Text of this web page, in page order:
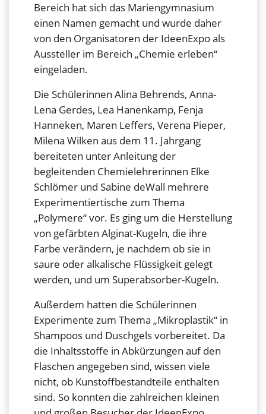
Bereich hat sich das Mariengymnasium
einen Namen gemacht und wurde daher
von den Organisatoren der IdeenExpo als
Aussteller im Bereich „Chemie erleben“
eingeladen.
Die Schülerinnen Alina Behrends, Anna-
Lena Gerdes, Lea Hanenkamp, Fenja
Hanneken, Maren Leffers, Verena Pieper,
Milena Wilken aus dem 11. Jahrgang
bereiteten unter Anleitung der
begleitenden Chemielehrerinnen Elke
Schlömer und Sabine deWall mehrere
Experimentiertische zum Thema
„Polymere“ vor. Es ging um die Herstellung
von gefärbten Alginat-Kugeln, die ihre
Farbe verändern, je nachdem ob sie in
saure oder alkalische Flüssigkeit gelegt
werden, und um Superabsorber-Kugeln.
Außerdem hatten die Schülerinnen
Experimente zum Thema „Mikroplastik“ in
Shampoos und Duschgels vorbereitet. Da
die Inhaltsstoffe in Abkürzungen auf den
Flaschen angegeben sind, wissen viele
nicht, ob Kunstoffbestandteile enthalten
sind. So konnten die zahlreichen kleinen